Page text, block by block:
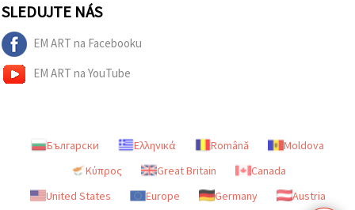
SLEDUJTE NÁS
EM ART na Facebooku
EM ART na YouTube
Български Ελληνικά Română
Moldova
Κύπρος
Great Britain
Canada
United States
Europe Germany Austria